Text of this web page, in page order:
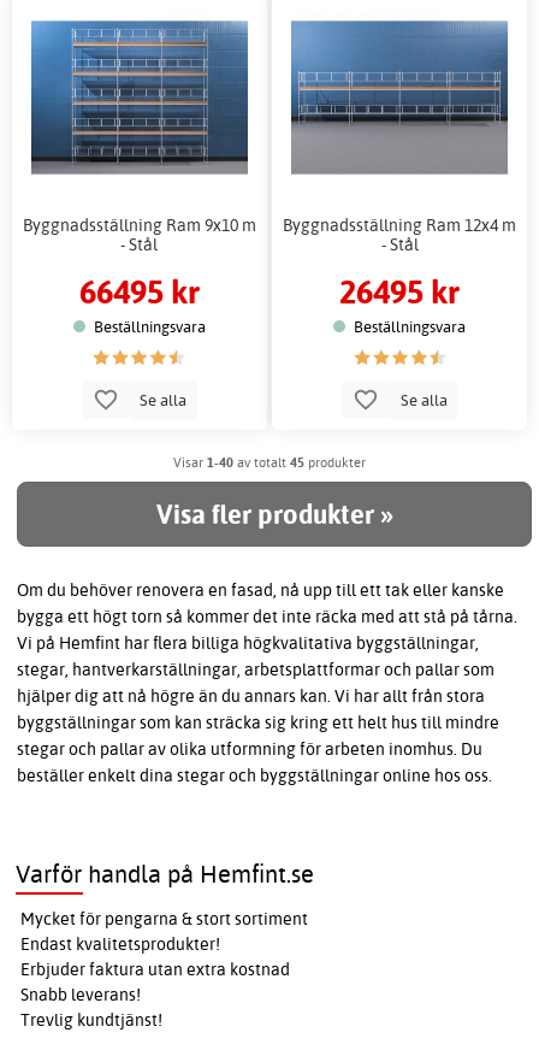
Byggnadsställning Ram 9x10 m
- Stål
66495 kr
Beställningsvara
Se alla
Byggnadsställning Ram 12x4 m
- Stål
26495 kr
Beställningsvara
Se alla
Visar 1-40 av totalt 45 produkter
Visa fler produkter »
Om du behöver renovera en fasad, nå upp till ett tak eller kanske
bygga ett högt torn så kommer det inte räcka med att stå på tårna.
Vi på Hemfint har flera billiga högkvalitativa byggställningar,
stegar, hantverkarställningar, arbetsplattformar och pallar som
hjälper dig att nå högre än du annars kan. Vi har allt från stora
byggställningar som kan sträcka sig kring ett helt hus till mindre
stegar och pallar av olika utformning för arbeten inomhus. Du
beställer enkelt dina stegar och byggställningar online hos oss.
Varför handla på Hemfint.se
Mycket för pengarna & stort sortiment
Endast kvalitetsprodukter!
Erbjuder faktura utan extra kostnad
Snabb leverans!
Trevlig kundtjänst!